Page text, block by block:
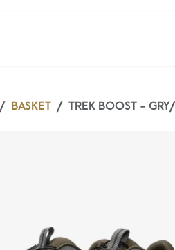
BASKET TREK BOOST -